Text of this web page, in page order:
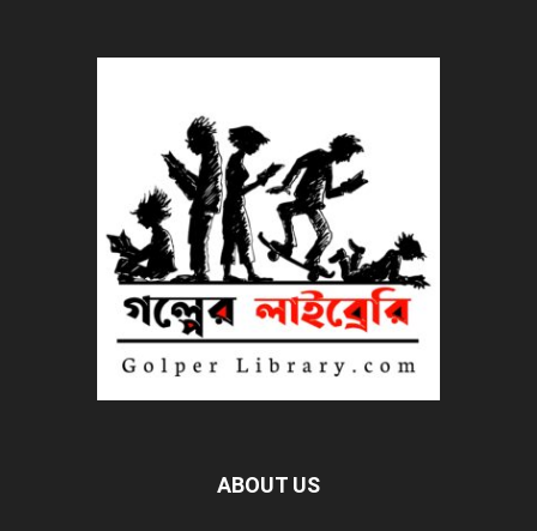
ABOUT US